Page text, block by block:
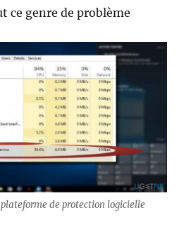
ce genre de problème
plateforme de protection logicielle